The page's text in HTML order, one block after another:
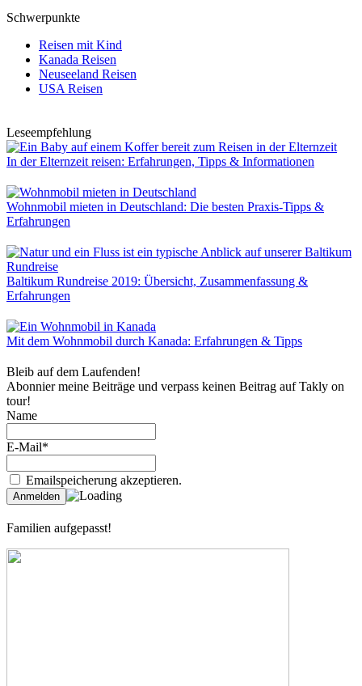
Schwerpunkte
Reisen mit Kind
Kanada Reisen
Neuseeland Reisen
USA Reisen
Leseempfehlung
In der Elternzeit reisen: Erfahrungen, Tipps & Informationen
Wohnmobil mieten in Deutschland: Die besten Praxis-Tipps &
Erfahrungen
Baltikum Rundreise 2019: Übersicht, Zusammenfassung &
Erfahrungen
Mit dem Wohnmobil durch Kanada: Erfahrungen & Tipps
Bleib auf dem Laufenden!
Abonnier meine Beiträge und verpass keinen Beitrag auf Takly on
tour!
Name
E-Mail*
Emailspeicherung akzeptieren.
Familien aufgepasst!